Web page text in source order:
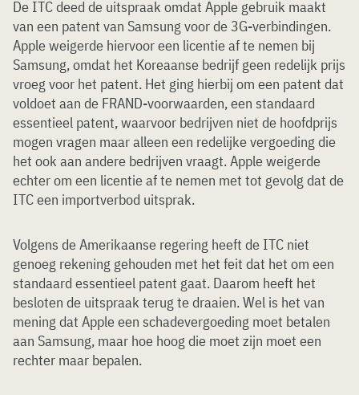
De ITC deed de uitspraak omdat Apple gebruik maakt
van een patent van Samsung voor de 3G-verbindingen.
Apple weigerde hiervoor een licentie af te nemen bij
Samsung, omdat het Koreaanse bedrijf geen redelijk prijs
vroeg voor het patent. Het ging hierbij om een patent dat
voldoet aan de FRAND-voorwaarden, een standaard
essentieel patent, waarvoor bedrijven niet de hoofdprijs
mogen vragen maar alleen een redelijke vergoeding die
het ook aan andere bedrijven vraagt. Apple weigerde
echter om een licentie af te nemen met tot gevolg dat de
ITC een importverbod uitsprak.
Volgens de Amerikaanse regering heeft de ITC niet
genoeg rekening gehouden met het feit dat het om een
standaard essentieel patent gaat. Daarom heeft het
besloten de uitspraak terug te draaien. Wel is het van
mening dat Apple een schadevergoeding moet betalen
aan Samsung, maar hoe hoog die moet zijn moet een
rechter maar bepalen.